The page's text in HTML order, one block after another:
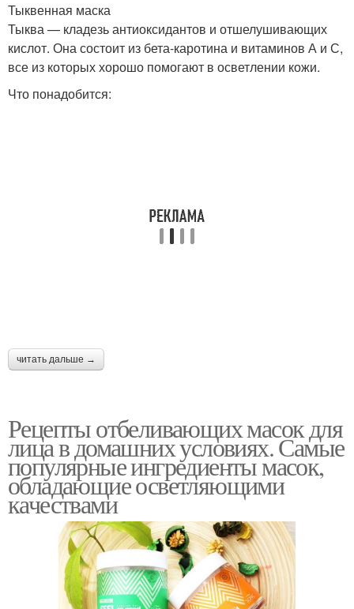
Тыквенная маска
Тыква — кладезь антиоксидантов и отшелушивающих
кислот. Она состоит из бета-каротина и витаминов А и С,
все из которых хорошо помогают в осветлении кожи.
Что понадобится:
читать дальше →
Рецепты отбеливающих масок для
лица в домашних условиях. Самые
популярные ингредиенты масок,
обладающие осветляющими
качествами